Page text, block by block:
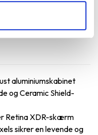
aluminiumskabinet
og Ceramic Shield-
Retina XDR-skærm
sikrer en levende og